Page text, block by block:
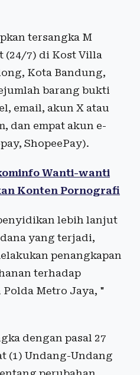
tersangka M
(24/7) di Kost Villa
Kota Bandung,
barang bukti
email, akun X atau
dan empat akun e-
ShopeePay).
Wanti-wanti
Konten Pornografi
lebih lanjut
yang terjadi,
penangkapan
terhadap
Metro Jaya, "
dengan pasal 27
(1) Undang-Undang